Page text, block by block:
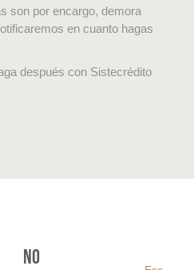
son por encargo, demora
en cuanto hagas
después con Sistecrédito
No